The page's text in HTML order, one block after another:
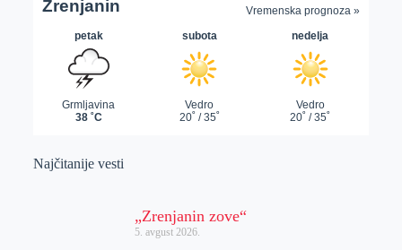
Najčitanije vesti
„Zrenjanin zove“
5. avgust 2026.